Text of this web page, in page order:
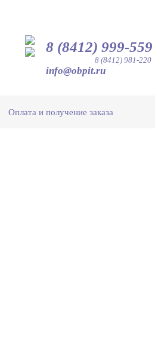
8 (8412) 999-559
8 (8412) 981-220
info@obpit.ru
Оплата и получение заказа